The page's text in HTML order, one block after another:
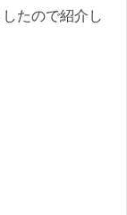
たので紹介し